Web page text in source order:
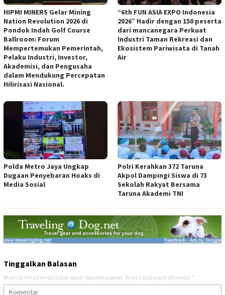
HIPMI MINERS Gelar Mining
Nation Revolution 2026 di
Pondok Indah Golf Course
Ballroom: Forum
Mempertemukan Pemerintah,
Pelaku Industri, Investor,
Akademisi, dan Pengusaha
dalam Mendukung Percepatan
Hilirisasi Nasional.
“6th FUN ASIA EXPO Indonesia
2026” Hadir dengan 150 peserta
dari mancanegara Perkuat
Industri Taman Rekreasi dan
Ekosistem Pariwisata di Tanah
Air
Polda Metro Jaya Ungkap
Dugaan Penyebaran Hoaks di
Media Sosial
Polri Kerahkan 372 Taruna
Akpol Dampingi Siswa di 73
Sekolah Rakyat Bersama
Taruna Akademi TNI
Tinggalkan Balasan
Alamat email Anda tidak akan dipublikasikan. Ruas yang wajib ditandai *